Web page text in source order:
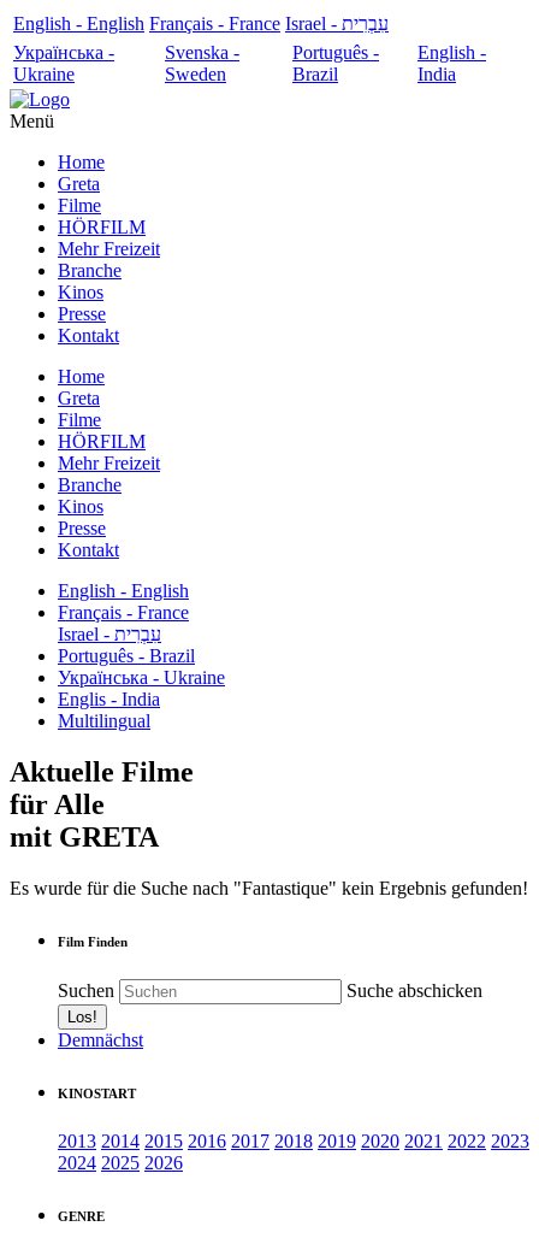
English - English Français - France
עִבְרִית - Israel
Українська -
Ukraine
Svenska -
Sweden
Português -
Brazil
English -
India
Menü
Home
Greta
Filme
HÖRFILM
Mehr Freizeit
Branche
Kinos
Presse
Kontakt
Home
Greta
Filme
HÖRFILM
Mehr Freizeit
Branche
Kinos
Presse
Kontakt
English - English
Français - France
עִבְרִית - Israel
Português - Brazil
Українська - Ukraine
Englis - India
Multilingual
Aktuelle Filme
für Alle
mit GRETA
Es wurde für die Suche nach "Fantastique" kein Ergebnis gefunden!
Film Finden
Suchen Suche abschicken
Demnächst
KINOSTART
2013 2014 2015 2016 2017 2018 2019 2020 2021 2022 2023
2024 2025 2026
GENRE